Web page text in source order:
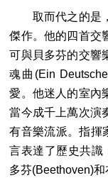
取而代之的是，
傑作。他的四首交
可與貝多芬的交響
魂曲(Ein
愛。他迷人的室內
當今成千上萬次演
有音樂流派。指揮
言表達了歷史共識
多芬(Beethoven)和